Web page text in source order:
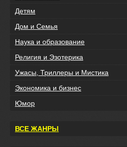
Детям
Дом и Семья
Наука и образование
Религия и Эзотерика
Ужасы, Триллеры и Мистика
Экономика и бизнес
Юмор
ВСЕ ЖАНРЫ